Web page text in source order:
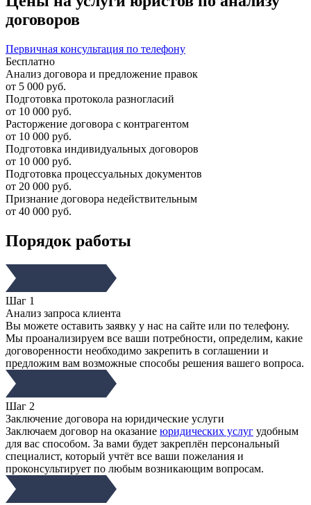
договоров
Первичная консультация по телефону
Бесплатно
Анализ договора и предложение правок
от 5 000 руб.
Подготовка протокола разногласий
от 10 000 руб.
Расторжение договора с контрагентом
от 10 000 руб.
Подготовка индивидуальных договоров
от 10 000 руб.
Подготовка процессуальных документов
от 20 000 руб.
Признание договора недействительным
от 40 000 руб.
Порядок работы
Шаг 1
Анализ запроса клиента
Вы можете оставить заявку у нас на сайте или по телефону.
Мы проанализируем все ваши потребности, определим, какие
договоренности необходимо закрепить в соглашении и
предложим вам возможные способы решения вашего вопроса.
Шаг 2
Заключение договора на юридические услуги
Заключаем договор на оказание юридических услуг удобным
для вас способом. За вами будет закреплён персональный
специалист, который учтёт все ваши пожелания и
проконсультирует по любым возникающим вопросам.